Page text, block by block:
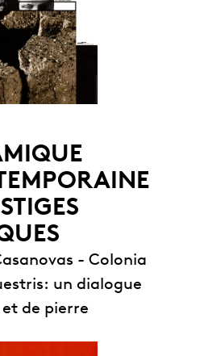
- Colonia
un dialogue
de pierre